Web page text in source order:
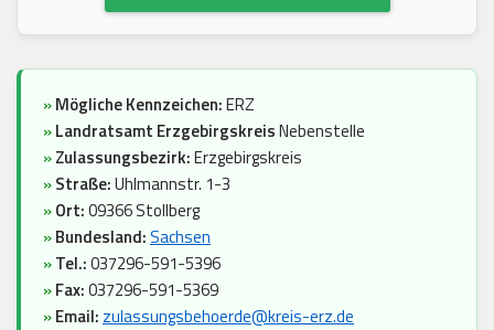
»Mögliche Kennzeichen:ERZ
»Landratsamt ErzgebirgskreisNebenstelle
»Zulassungsbezirk:Erzgebirgskreis
»Straße:Uhlmannstr. 1-3
»Ort:09366 Stollberg
»Bundesland:Sachsen
»Tel.:037296-591-5396
»Fax:037296-591-5369
»Email: zulassungsbehoerde@kreis-erz.de